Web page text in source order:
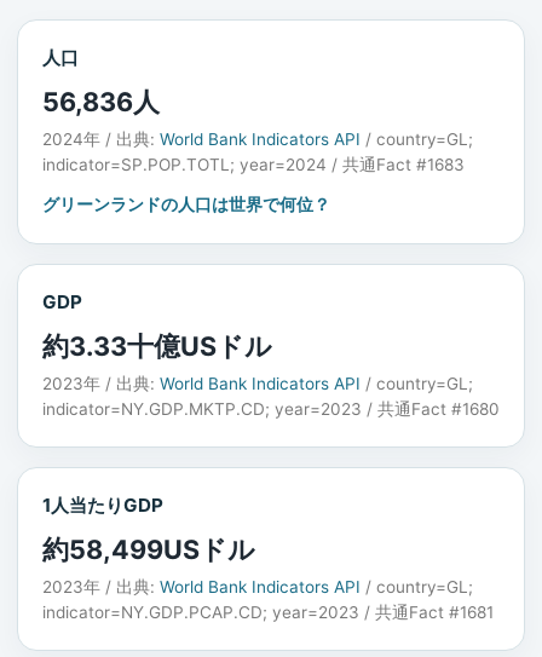
人口
56,836人
2024年 / 出典: World Bank Indicators API / country=GL;
indicator=SP.POP.TOTL; year=2024 / 共通Fact #1683
グリーンランドの人口は世界で何位？
GDP
約3.33十億USドル
2023年 / 出典: World Bank Indicators API / country=GL;
indicator=NY.GDP.MKTP.CD; year=2023 / 共通Fact #1680
1人当たりGDP
約58,499USドル
2023年 / 出典: World Bank Indicators API / country=GL;
indicator=NY.GDP.PCAP.CD; year=2023 / 共通Fact #1681